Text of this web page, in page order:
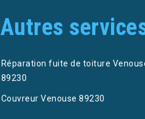
Autres
Réparation fuite de toiture
89230
Couvreur Venouse 89230